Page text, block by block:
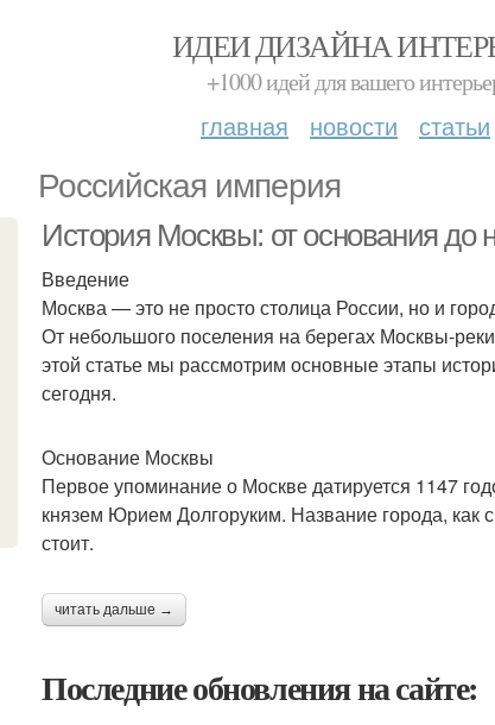
ИДЕИ ДИЗАЙНА
+1000 идей для вашего
главная новости статьи
Российская империя
История Москвы: от основания до
Введение
Москва — это не просто столица России, но и
От небольшого поселения на берегах Москвы-
этой статье мы рассмотрим основные этапы
сегодня.
Основание Москвы
Первое упоминание о Москве датируется 1147
князем Юрием Долгоруким. Название города, как
стоит.
читать дальше →
Последние обновления на сайте: